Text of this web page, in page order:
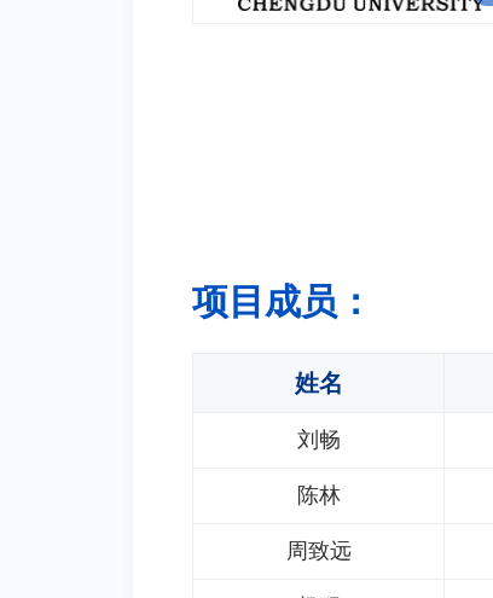
项目成员：
姓名
刘畅
陈林
周致远